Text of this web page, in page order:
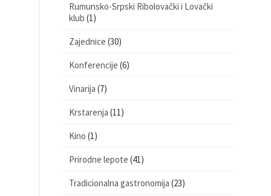
Rumunsko-Srpski Ribolovački i Lovački
klub (1)
Zajednice (30)
Konferencije (6)
Vinarija (7)
Krstarenja (11)
Kino (1)
Prirodne lepote (41)
Tradicionalna gastronomija (23)